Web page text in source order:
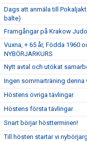
Dags att anmäla till
bälte)
Framgångar på Krakow
Vuxna, + 65 år, Födda 1960
NYBÖRJARKURS
Nytt avtal och utökat
Ingen sommarträning denna
Höstens övriga tävlingar
Höstens första tävlingar
Snart börjar höstterminen!
Till hösten startar vi